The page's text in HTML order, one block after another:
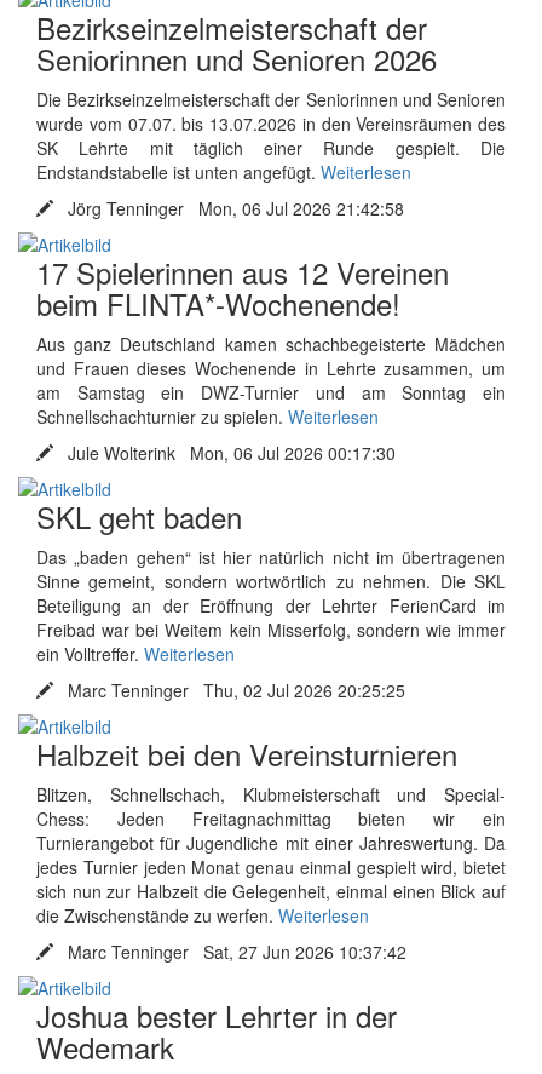
Bezirkseinzelmeisterschaft der
Seniorinnen und Senioren 2026
Die Bezirkseinzelmeisterschaft der Seniorinnen und Senioren
wurde vom 07.07. bis 13.07.2026 in den Vereinsräumen des
SK Lehrte mit täglich einer Runde gespielt. Die
Endstandstabelle ist unten angefügt. Weiterlesen
Jörg Tenninger Mon, 06 Jul 2026 21:42:58
17 Spielerinnen aus 12 Vereinen
beim FLINTA*-Wochenende!
Aus ganz Deutschland kamen schachbegeisterte Mädchen
und Frauen dieses Wochenende in Lehrte zusammen, um
am Samstag ein DWZ-Turnier und am Sonntag ein
Schnellschachturnier zu spielen. Weiterlesen
Jule Wolterink Mon, 06 Jul 2026 00:17:30
SKL geht baden
Das „baden gehen“ ist hier natürlich nicht im übertragenen
Sinne gemeint, sondern wortwörtlich zu nehmen. Die SKL
Beteiligung an der Eröffnung der Lehrter FerienCard im
Freibad war bei Weitem kein Misserfolg, sondern wie immer
ein Volltreffer. Weiterlesen
Marc Tenninger Thu, 02 Jul 2026 20:25:25
Halbzeit bei den Vereinsturnieren
Blitzen, Schnellschach, Klubmeisterschaft und Special-
Chess: Jeden Freitagnachmittag bieten wir ein
Turnierangebot für Jugendliche mit einer Jahreswertung. Da
jedes Turnier jeden Monat genau einmal gespielt wird, bietet
sich nun zur Halbzeit die Gelegenheit, einmal einen Blick auf
die Zwischenstände zu werfen. Weiterlesen
Marc Tenninger Sat, 27 Jun 2026 10:37:42
Joshua bester Lehrter in der
Wedemark